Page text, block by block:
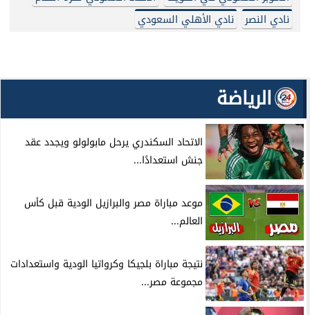
نادي النصر
نادي الأهلي السعودي
الرياضة
الاتحاد السكندري يرحل مابولولو ويجدد عقد
جنش استعدادًا...
موعد مباراة مصر والبرازيل الودية قبل كأس
العالم...
نتيجة مباراة بلجيكا وكرواتيا الودية واستعدادات
مجموعة مصر...